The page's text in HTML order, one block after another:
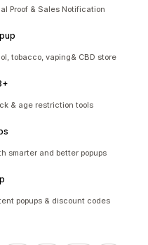
Proof & Sales Notification
tobacco, vaping& CBD store
& age restriction tools
smarter and better popups
popups & discount codes